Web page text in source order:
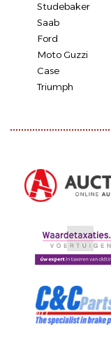
Studebaker
Saab
Ford
Moto Guzzi
Case
Triumph